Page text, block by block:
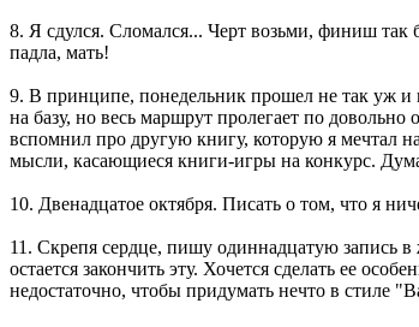
8. Я сдулся. Сломался... Черт возьми, финиш так
падла, мать!
9. В принципе, понедельник прошел не так уж и
на базу, но весь маршрут пролегает по
вспомнил про другую книгу, которую я мечтал
мысли, касающиеся книги-игры на конкурс.
10. Двенадцатое октября. Писать о том, что я
11. Скрепя сердце, пишу одиннадцатую запись в
остается закончить эту. Хочется сделать ее
недостаточно, чтобы придумать нечто в стиле